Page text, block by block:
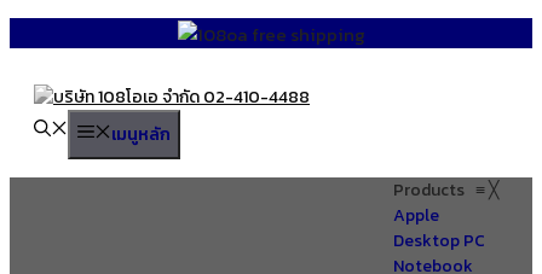
content
เมนูหลัก
Products ≡╳
Apple
Desktop PC
Notebook